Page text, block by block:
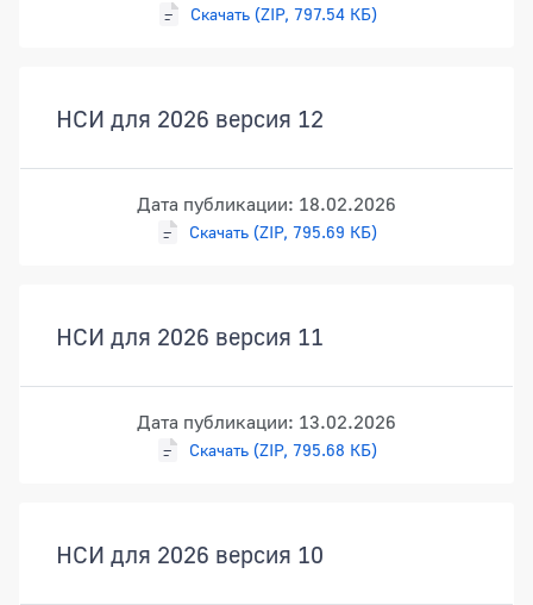
Скачать (ZIP, 797.54 КБ)
НСИ для 2026 версия 12
Дата публикации: 18.02.2026
Скачать (ZIP, 795.69 КБ)
НСИ для 2026 версия 11
Дата публикации: 13.02.2026
Скачать (ZIP, 795.68 КБ)
НСИ для 2026 версия 10